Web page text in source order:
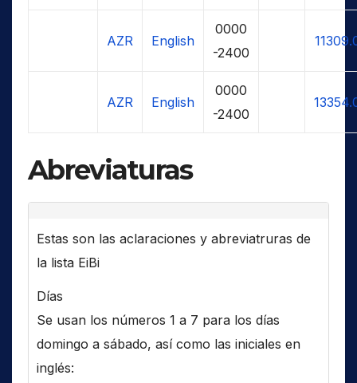
AZR English
0000
-2400
AZR English
0000
-2400
Abreviaturas
Estas son las aclaraciones y abreviatruras de
la lista EiBi
Días
Se usan los números 1 a 7 para los días
domingo a sábado, así como las iniciales en
inglés: